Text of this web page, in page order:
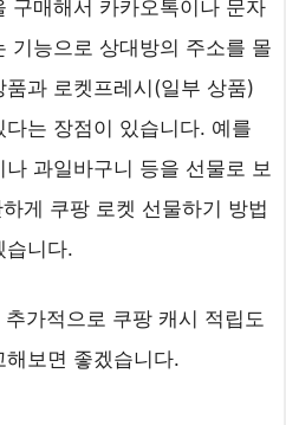
구매해서 카카오톡이나 문자
기능으로 상대방의 주소를 몰
과 로켓프레시(일부 상품)
는 장점이 있습니다. 예를
과일바구니 등을 선물로 보
게 쿠팡 로켓 선물하기 방법
습니다.
가적으로 쿠팡 캐시 적립도
보면 좋겠습니다.